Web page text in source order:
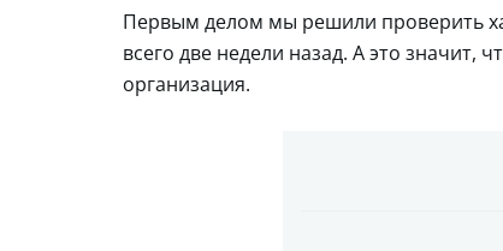
Первым делом мы решили проверить
всего две недели назад. А это значит,
организация.